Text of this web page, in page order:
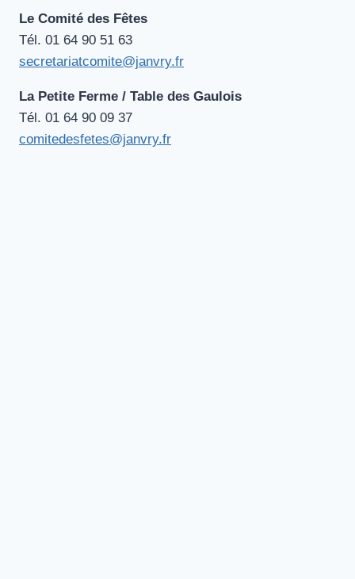
Le Comité des Fêtes
Tél. ‭01 64 90 51 63‬
secretariatcomite@janvry.fr
La Petite Ferme / Table des Gaulois
Tél. 01 64 90 09‬‬‬ 37
comitedesfetes@janvry.fr